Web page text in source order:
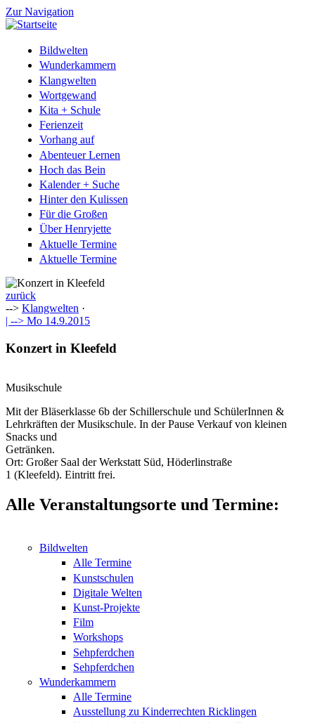
Zur Navigation
Bildwelten
Wunderkammern
Klangwelten
Wortgewand
Kita + Schule
Ferienzeit
Vorhang auf
Abenteuer Lernen
Hoch das Bein
Kalender + Suche
Hinter den Kulissen
Für die Großen
Über Henryjette
Aktuelle Termine
Aktuelle Termine
zurück
--> Klangwelten ·
| --> Mo 14.9.2015
Konzert in Kleefeld
Musikschule
Mit der Bläserklasse 6b der Schillerschule und SchülerInnen &
Lehrkräften der Musikschule. In der Pause Verkauf von kleinen
Snacks und
Getränken.
Ort: Großer Saal der Werkstatt Süd, Höderlinstraße
1 (Kleefeld). Eintritt frei.
Alle Veranstaltungsorte und Termine:
Bildwelten
Alle Termine
Kunstschulen
Digitale Welten
Kunst-Projekte
Film
Workshops
Sehpferdchen
Sehpferdchen
Wunderkammern
Alle Termine
Ausstellung zu Kinderrechten Ricklingen